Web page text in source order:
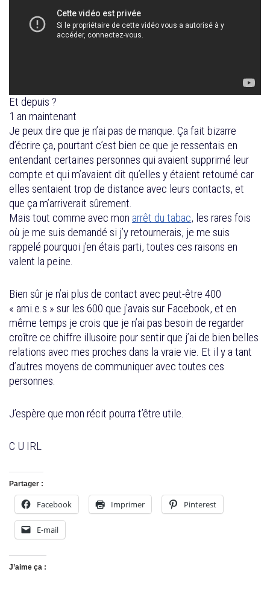
Et depuis ?
1 an maintenant
Je peux dire que je n’ai pas de manque. Ça fait bizarre
d’écrire ça, pourtant c’est bien ce que je ressentais en
entendant certaines personnes qui avaient supprimé leur
compte et qui m’avaient dit qu’elles y étaient retourné car
elles sentaient trop de distance avec leurs contacts, et
que ça m’arriverait sûrement.
Mais tout comme avec mon arrêt du tabac, les rares fois
où je me suis demandé si j’y retournerais, je me suis
rappelé pourquoi j’en étais parti, toutes ces raisons en
valent la peine.
Bien sûr je n’ai plus de contact avec peut-être 400
« ami.e.s » sur les 600 que j’avais sur Facebook, et en
même temps je crois que je n’ai pas besoin de regarder
croître ce chiffre illusoire pour sentir que j’ai de bien belles
relations avec mes proches dans la vraie vie. Et il y a tant
d’autres moyens de communiquer avec toutes ces
personnes.
J’espère que mon récit pourra t’être utile.
C U IRL
Partager :
Facebook Imprimer Pinterest
E-mail
J’aime ça :